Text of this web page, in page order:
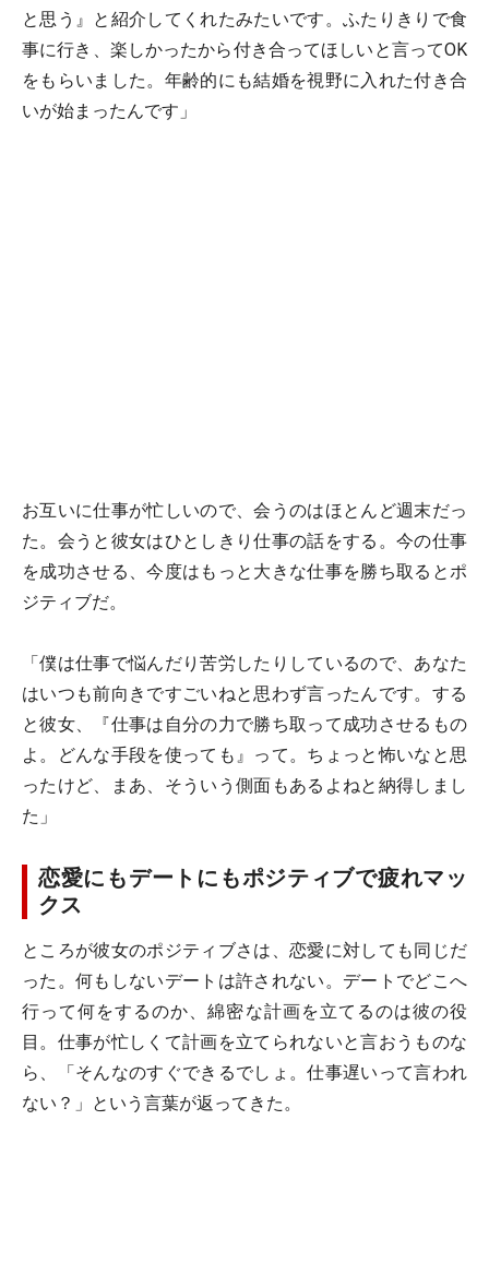
と思う』と紹介してくれたみたいです。ふたりきりで食
事に行き、楽しかったから付き合ってほしいと言ってOK
をもらいました。年齢的にも結婚を視野に入れた付き合
いが始まったんです」
お互いに仕事が忙しいので、会うのはほとんど週末だっ
た。会うと彼女はひとしきり仕事の話をする。今の仕事
を成功させる、今度はもっと大きな仕事を勝ち取るとポ
ジティブだ。
「僕は仕事で悩んだり苦労したりしているので、あなた
はいつも前向きですごいねと思わず言ったんです。する
と彼女、『仕事は自分の力で勝ち取って成功させるもの
よ。どんな手段を使っても』って。ちょっと怖いなと思
ったけど、まあ、そういう側面もあるよねと納得しまし
た」
恋愛にもデートにもポジティブで疲れマッ
クス
ところが彼女のポジティブさは、恋愛に対しても同じだ
った。何もしないデートは許されない。デートでどこへ
行って何をするのか、綿密な計画を立てるのは彼の役
目。仕事が忙しくて計画を立てられないと言おうものな
ら、「そんなのすぐできるでしょ。仕事遅いって言われ
ない？」という言葉が返ってきた。